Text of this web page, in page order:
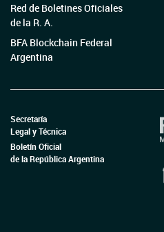
Red de Boletines Oficiales
de la R. A.
BFA Blockchain Federal
Argentina
Secretaría
Legal y Técnica
Boletín Oficial
de la República Argentina